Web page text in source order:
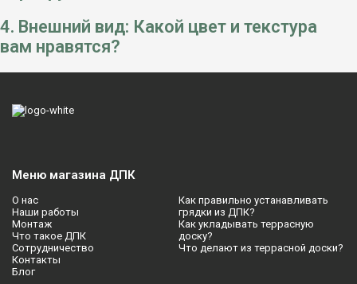
4. Внешний вид: Какой цвет и текстура
вам нравятся?
Меню магазина ДПК
О нас
Наши работы
Монтаж
Что такое ДПК
Сотрудничество
Контакты
Блог
Как правильно устанавливать
грядки из ДПК?
Как укладывать террасную
доску?
Что делают из террасной доски?